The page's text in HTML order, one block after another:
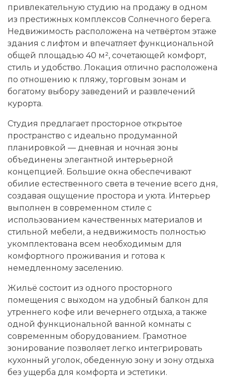
привлекательную студию на продажу в одном
из престижных комплексов Солнечного берега.
Недвижимость расположена на четвёртом этаже
здания с лифтом и впечатляет функциональной
общей площадью 40 м², сочетающей комфорт,
стиль и удобство. Локация отлично расположена
по отношению к пляжу, торговым зонам и
богатому выбору заведений и развлечений
курорта.
Студия предлагает просторное открытое
пространство с идеально продуманной
планировкой — дневная и ночная зоны
объединены элегантной интерьерной
концепцией. Большие окна обеспечивают
обилие естественного света в течение всего дня,
создавая ощущение простора и уюта. Интерьер
выполнен в современном стиле с
использованием качественных материалов и
стильной мебели, а недвижимость полностью
укомплектована всем необходимым для
комфортного проживания и готова к
немедленному заселению.
Жильё состоит из одного просторного
помещения с выходом на удобный балкон для
утреннего кофе или вечернего отдыха, а также
одной функциональной ванной комнаты с
современным оборудованием. Грамотное
зонирование позволяет легко интегрировать
кухонный уголок, обеденную зону и зону отдыха
без ущерба для комфорта и эстетики.